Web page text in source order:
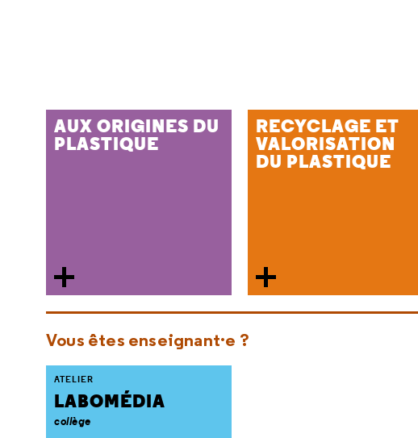
AUX ORIGINES DU
PLASTIQUE
RECYCLAGE ET
VALORISATION
DU PLASTIQUE
Vous êtes enseignant·e ?
LABOMÉDIA
ATELIER
collège